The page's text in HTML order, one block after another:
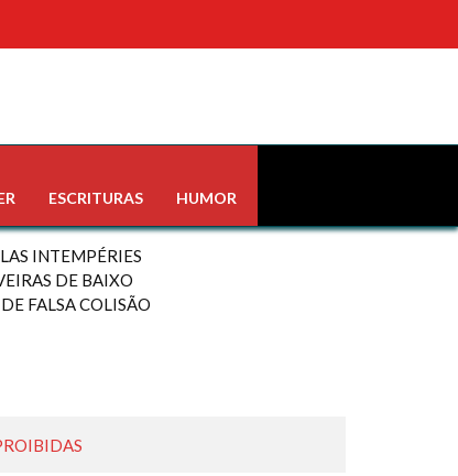
ESCRITURAS HUMOR
INTEMPÉRIES
DE BAIXO
FALSA COLISÃO